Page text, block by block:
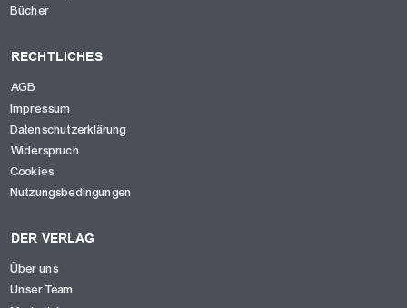
Bücher
RECHTLICHES
AGB
Impressum
Datenschutzerklärung
Widerspruch
Cookies
Nutzungsbedingungen
DER VERLAG
Über uns
Unser Team